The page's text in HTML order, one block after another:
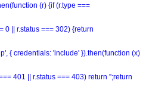
(r) {if (r.type ===
0 || r.status === 302) {return
{ credentials: 'include' }).then(function (x)
401 || r.status === 403) return '';return